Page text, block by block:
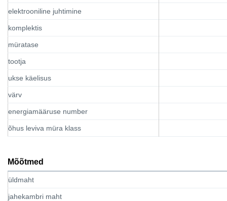
elektrooniline juhtimine
komplektis
müratase
tootja
ukse käelisus
värv
energiamääruse number
õhus leviva müra klass
Mõõtmed
üldmaht
jahekambri maht